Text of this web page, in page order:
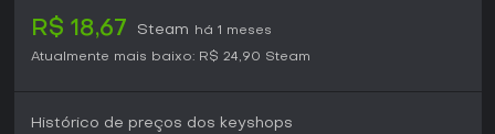
R$ 18,67 Steam
há 1 meses
Atualmente mais baixo: R$ 24,90 Steam
Histórico de preços dos keyshops